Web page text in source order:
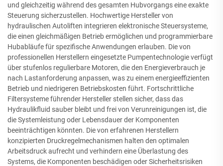
und gleichzeitig während des gesamten Hubvorgangs eine exakte
Steuerung sicherzustellen. Hochwertige Hersteller von
hydraulischen Autoliften integrieren elektronische Steuersysteme,
die einen gleichmäßigen Betrieb ermöglichen und programmierbare
Hubabläufe für spezifische Anwendungen erlauben. Die von
professionellen Herstellern eingesetzte Pumpentechnologie verfügt
über stufenlos regulierbare Motoren, die den Energieverbrauch je
nach Lastanforderung anpassen, was zu einem energieeffizienten
Betrieb und niedrigeren Betriebskosten führt. Fortschrittliche
Filtersysteme führender Hersteller stellen sicher, dass das
Hydraulikfluid sauber bleibt und frei von Verunreinigungen ist, die
die Systemleistung oder Lebensdauer der Komponenten
beeinträchtigen könnten. Die von erfahrenen Herstellern
konzipierten Druckregelmechanismen halten den optimalen
Arbeitsdruck aufrecht und verhindern eine Überlastung des
Systems, die Komponenten beschädigen oder Sicherheitsrisiken